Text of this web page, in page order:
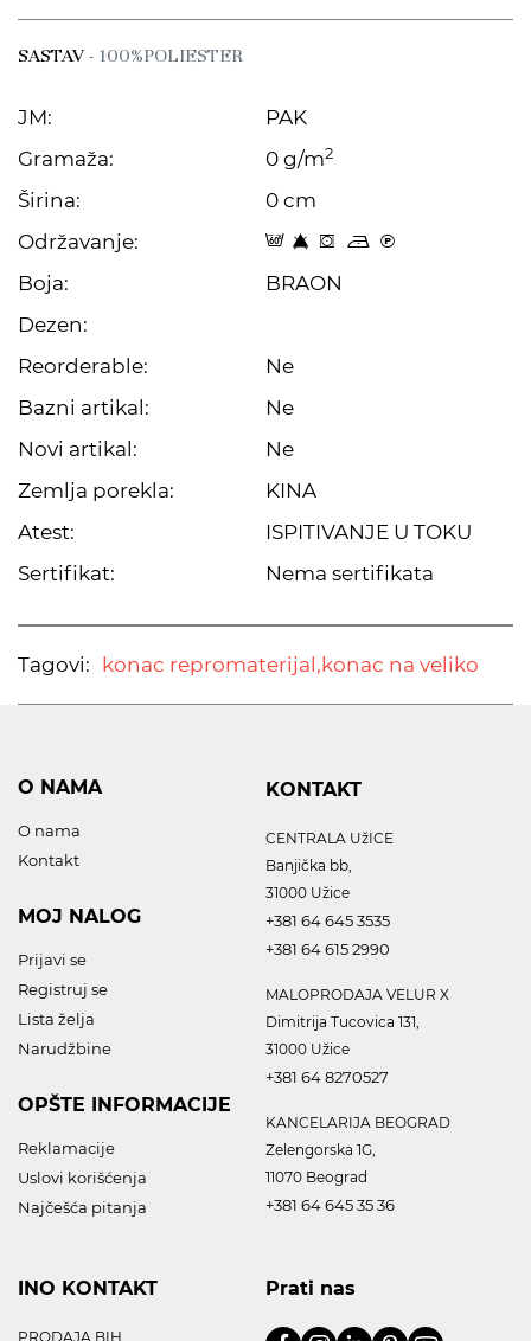
SASTAV- 100%POLIESTER
JM:
PAK
Gramaža:
0 g/m2
Širina:
0 cm
Održavanje:
9 8 f o C
Boja:
BRAON
Dezen:
Reorderable:
Ne
Bazni artikal:
Ne
Novi artikal:
Ne
Zemlja porekla:
KINA
Atest:
ISPITIVANJE U TOKU
Sertifikat:
Nema sertifikata
Tagovi: konac repromaterijal, konac na veliko
O NAMA
O nama
Kontakt
MOJ NALOG
Prijavi se
Registruj se
Lista želja
Narudžbine
OPŠTE INFORMACIJE
Reklamacije
Uslovi korišćenja
Najčešća pitanja
KONTAKT
CENTRALA UžICE
Banjička bb,
31000 Užice
+381 64 645 3535
+381 64 615 2990
MALOPRODAJA VELUR X
Dimitrija Tucovica 131,
31000 Užice
+381 64 8270527
KANCELARIJA BEOGRAD
Zelengorska 1G,
11070 Beograd
+381 64 645 35 36
INO KONTAKT
PRODAJA BIH
Prati nas